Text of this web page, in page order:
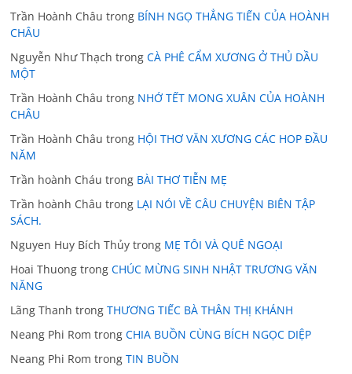
Trần Hoành Châu trong BÍNH NGỌ THẲNG TIẾN CỦA HOÀNH
CHÂU
Nguyễn Như Thạch trongCÀ PHÊ CẨM XƯƠNG Ở THỦ DẦU
MỘT
Trần Hoành Châu trong NHỚ TẾT MONG XUÂN CỦA HOÀNH
CHÂU
Trần Hoành Châu trong HỘI THƠ VĂN XƯƠNG CÁC HOP ĐẦU
NĂM
Trần hoành Cháu trong BÀI THƠ TIỄN MẸ
Trần hoành Châu trong LẠI NÓI VỀ CÂU CHUYỆN BIÊN TẬP
SÁCH.
Nguyen Huy Bích Thủy trong MẸ TÔI VÀ QUÊ NGOẠI
Hoai Thuong trongCHÚC MỪNG SINH NHẬT TRƯƠNG VĂN
NĂNG
Lãng Thanh trongTHƯƠNG TIẾC BÀ THÂN THỊ KHÁNH
Neang Phi Rom trongCHIA BUỒN CÙNG BÍCH NGỌC DIỆP
Neang Phi Rom trongTIN BUỒN